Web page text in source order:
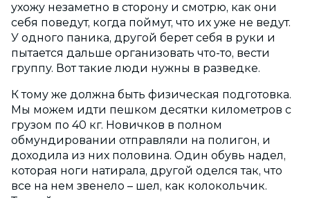
ухожу незаметно в сторону и смотрю, как они
себя поведут, когда поймут, что их уже не ведут.
У одного паника, другой берет себя в руки и
пытается дальше организовать что-то, вести
группу. Вот такие люди нужны в разведке.
К тому же должна быть физическая подготовка.
Мы можем идти пешком десятки километров с
грузом по 40 кг. Новичков в полном
обмундировании отправляли на полигон, и
доходила из них половина. Один обувь надел,
которая ноги натирала, другой оделся так, что
все на нем звенело – шел, как колокольчик.